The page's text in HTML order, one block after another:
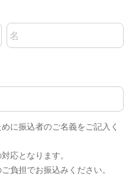
名前の名
に振込者のご名義をご記入く
応となります。
負担でお振込みください。